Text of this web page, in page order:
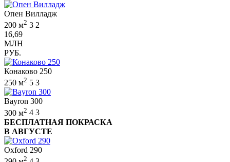
Опен Вилладж
200 м2 3 2
16,69
МЛН
РУБ.
Конаково 250
250 м2 5 3
Bayron 300
300 м2 4 3
БЕСПЛАТНАЯ ПОКРАСКА
В АВГУСТЕ
Oxford 290
2